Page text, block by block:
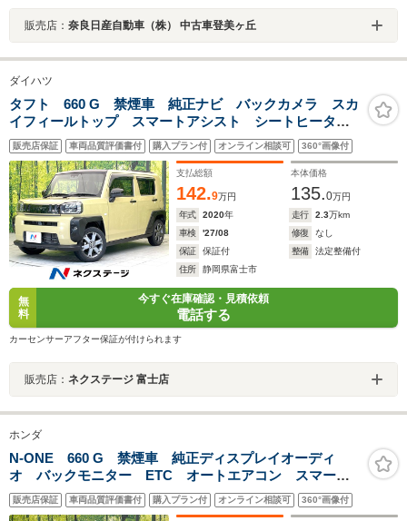
販売店： 奈良日産自動車（株） 中古車登美ヶ丘
ダイハツ
タフト 660 G 禁煙車 純正ナビ バックカメラ スカ
イフィールトップ スマートアシスト シートヒータ
ー ETC スマートキー LEDヘッド オートライト
オートエアコン アイドリングストップ 電動格納ミラ
ー
販売店保証 車両品質評価書付 購入プラン付 オンライン相談可 360°画像付
支払総額
142.9万円
本体価格
135.0万円
年式
2020年 走行 2.3万km
車検
'27/08 修復
なし
保証
保証付 整備
法定整備付
住所
静岡県富士市
無
料
今すぐ在庫確認・見積依頼
電話する
カーセンサーアフター保証が付けられます
販売店： ネクステージ 富士店
ホンダ
N-ONE 660 G 禁煙車 純正ディスプレイオーディ
オ バックモニター ETC オートエアコン スマート
キー Bluetooth HDMI端子 ヘッドライトレベライザ
ー 電動格納ミラー アームスト ベンチシート
販売店保証 車両品質評価書付 購入プラン付 オンライン相談可 360°画像付